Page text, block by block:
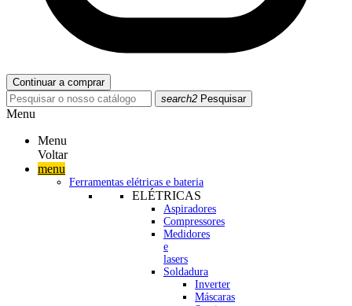
Continuar a comprar
search2 Pesquisar
Menu
Menu
Voltar
menu
Ferramentas elétricas e bateria
ELÉTRICAS
Aspiradores
Compressores
Medidores
e
lasers
Soldadura
Inverter
Máscaras